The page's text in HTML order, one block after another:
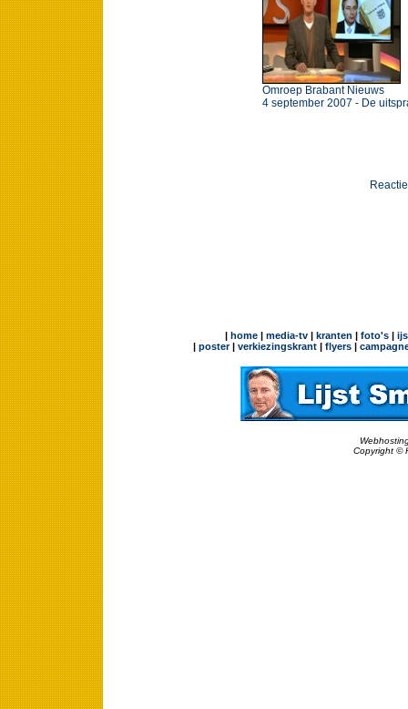
Omroep Brabant Nieuws
4 september 2007 - De
| home| media-tv| kranten | foto's|
| poster| verkiezingskrant | flyers |
Copyright ©